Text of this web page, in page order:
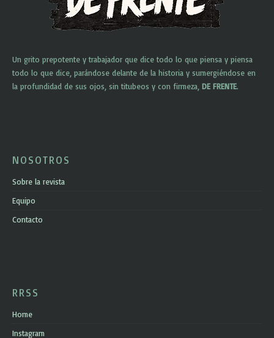
Un grito prepotente y trabajador que dice todo lo que piensa y piensa
todo lo que dice, parándose delante de la historia y sumergiéndose en
la profundidad de sus ojos, sin titubeos y con firmeza, DE FRENTE.
NOSOTROS
Sobre la revista
Equipo
Contacto
RRSS
Home
Instagram